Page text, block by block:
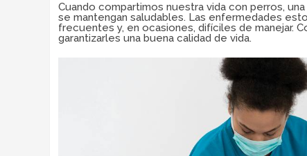
Cuando compartimos nuestra vida con perros,
se mantengan saludables. Las enfermedades
frecuentes y, en ocasiones, difíciles de manejar.
garantizarles una buena calidad de vida.